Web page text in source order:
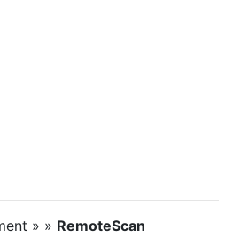
» » RemoteScan